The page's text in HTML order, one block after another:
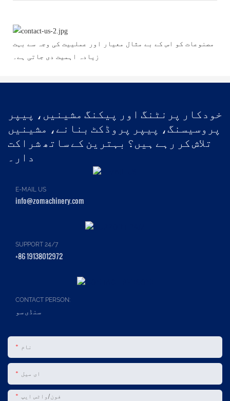
مصنوعات کو اس کے بے مثال معیار اور عملییت کی وجہ سے بہت
زیادہ اہمیت دی جاتی ہے۔
خودکار پرنٹنگ اور پیکنگ مشینیں، پیپر
پروسیسنگ، پیپر پروڈکٹ بنانے، مشینیں
تلاش کر رہے ہیں؟ بہترین کے ساتھ شراکت
دار۔
E-MAIL US
info@zomachinery.com
SUPPORT 24/7
+86 19138012972
CONTACT PERSON:
سنڈی سو
نام
ای میل
فون/واٹس ایپ